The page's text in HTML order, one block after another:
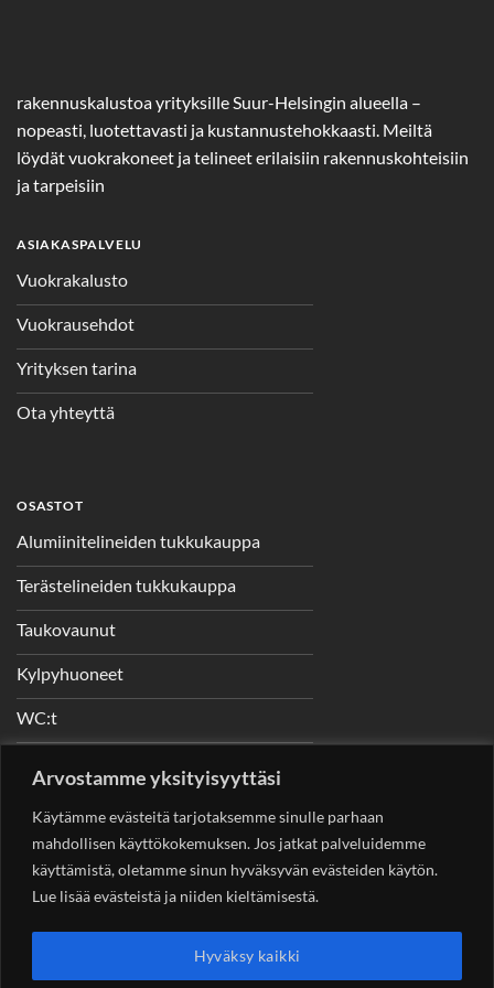
Arvostamme yksityisyyttäsi
Käytämme evästeitä tarjotaksemme sinulle parhaan
mahdollisen käyttökokemuksen. Jos jatkat palveluidemme
käyttämistä, oletamme sinun hyväksyvän evästeiden käytön.
Lue lisää evästeistä ja niiden kieltämisestä.
Hyväksy kaikki
rakennuskalustoa yrityksille Suur-Helsingin alueella –
nopeasti, luotettavasti ja kustannustehokkaasti. Meiltä
löydät vuokrakoneet ja telineet erilaisiin rakennuskohteisiin
ja tarpeisiin
ASIAKASPALVELU
Vuokrakalusto
Vuokrausehdot
Yrityksen tarina
Ota yhteyttä
OSASTOT
Alumiinitelineiden tukkukauppa
Terästelineiden tukkukauppa
Taukovaunut
Kylpyhuoneet
WC:t
YHTEYSTIEDOT
Helsingin Rakennuskonevuokraus OySotungintie 449,
00890 Helsinki 0400 99 53 63